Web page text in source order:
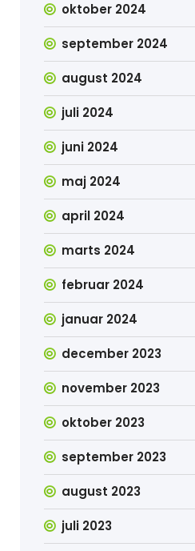
oktober 2024
september 2024
august 2024
juli 2024
juni 2024
maj 2024
april 2024
marts 2024
februar 2024
januar 2024
december 2023
november 2023
oktober 2023
september 2023
august 2023
juli 2023